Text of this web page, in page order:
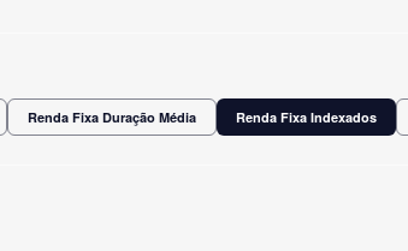
Renda Fixa Duração Média Renda Fixa Indexados